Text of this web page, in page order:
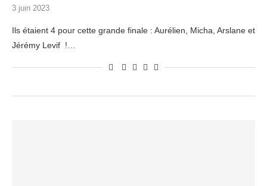
3 juin 2023
Ils étaient 4 pour cette grande finale : Aurélien, Micha, Arslane et
Jérémy Levif !…